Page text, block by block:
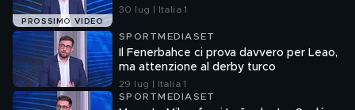
PROSSIMO VIDEO
30 lug | Italia 1
SPORTMEDIASET
Il Fenerbahce ci prova davvero per Leao,
ma attenzione al derby turco
29 lug | Italia 1
SPORTMEDIASET